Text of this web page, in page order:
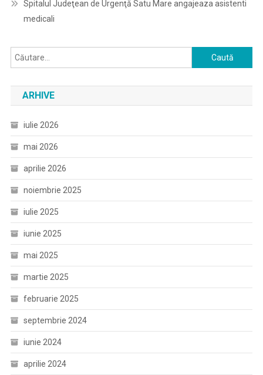
Spitalul Judeţean de Urgenţă Satu Mare angajeaza asistenti
medicali
Caută
după:
ARHIVE
iulie 2026
mai 2026
aprilie 2026
noiembrie 2025
iulie 2025
iunie 2025
mai 2025
martie 2025
februarie 2025
septembrie 2024
iunie 2024
aprilie 2024